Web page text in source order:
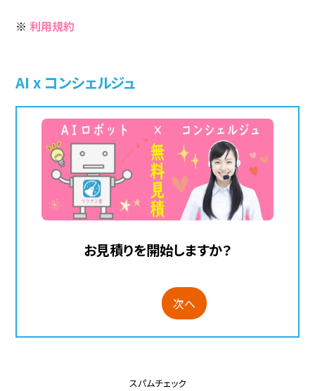
※利用規約
AI x コンシェルジュ
お見積りを開始しますか？
次へ
スパムチェック